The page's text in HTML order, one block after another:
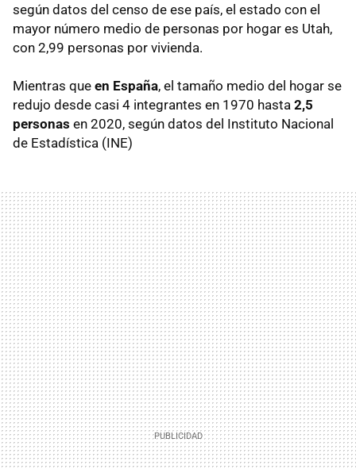
según datos del censo de ese país, el estado con el
mayor número medio de personas por hogar es Utah,
con 2,99 personas por vivienda.
Mientras que en España, el tamaño medio del hogar se
redujo desde casi 4 integrantes en 1970 hasta 2,5
personas en 2020, según datos del Instituto Nacional
de Estadística (INE)